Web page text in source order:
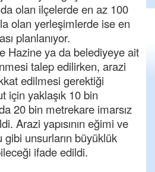
olan ilçelerde en az 100
olan yerleşimlerde ise en
planlanıyor.
Hazine ya da belediyeye ait
talep edilirken, arazi
edilmesi gerektiği
için yaklaşık 10 bin
20 bin metrekare imarsız
Arazi yapısının eğimi ve
unsurların büyüklük
ifade edildi.